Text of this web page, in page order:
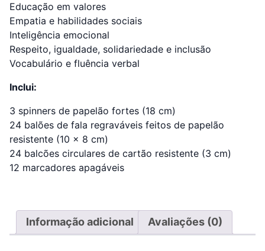
Educação em valores
Empatia e habilidades sociais
Inteligência emocional
Respeito, igualdade, solidariedade e inclusão
Vocabulário e fluência verbal
Inclui:
3 spinners de papelão fortes (18 cm)
24 balões de fala regraváveis ​​feitos de papelão
resistente (10 x 8 cm)
24 balcões circulares de cartão resistente (3 cm)
12 marcadores apagáveis
Informação adicional Avaliações (0)